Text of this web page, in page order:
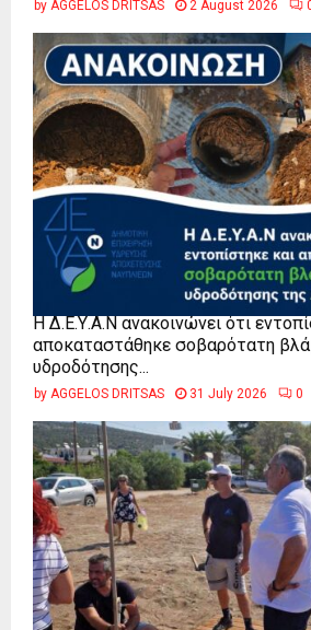
by AGGELOS DRITSAS 2 August 2026
Η Δ.Ε.Υ.Α.Ν ανακοινώνει ότι
αποκαταστάθηκε σοβαρότατη
υδροδότησης...
by AGGELOS DRITSAS 31 July 2026 0